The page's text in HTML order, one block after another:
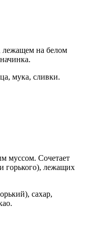
лежащем на белом
мука, сливки.
муссом. Сочетает
горького), лежащих
сахар,